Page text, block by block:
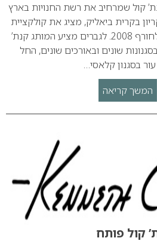
קול שמרחיב את רשת החנויות בארץ
בקרית ביאליק, מציג את קולקציית
מעילי העור לגברים ונשים לחורף 2008. לגברים מציע המותג קנת’
שונים ובאורכים שונים, החל
בסגנון קלאסי…
המשך קריאה
קול פותח